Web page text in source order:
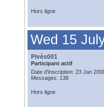
Hors ligne
Wed 15
Pivès001
Participant actif
Date d'inscription: 23 Jan
Messages: 138
Hors ligne